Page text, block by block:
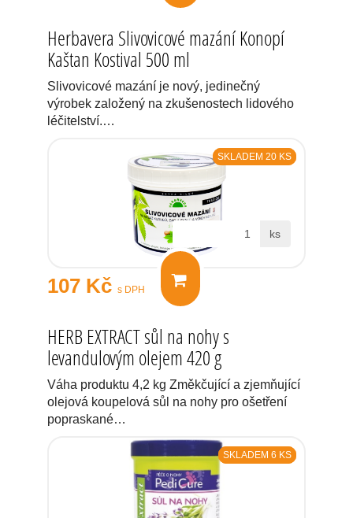
Herbavera Slivovicové mazání Konopí
Kaštan Kostival 500 ml
Slivovicové mazání je nový, jedinečný
výrobek založený na zkušenostech lidového
léčitelství.…
SKLADEM 20 KS
107 Kč s DPH
ks
HERB EXTRACT sůl na nohy s
levandulovým olejem 420 g
Váha produktu 4,2 kg Změkčující a zjemňující
olejová koupelová sůl na nohy pro ošetření
popraskané…
SKLADEM 6 KS